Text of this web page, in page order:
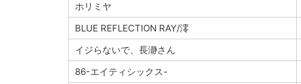
ホリミヤ
BLUE REFLECTION RAY/澪
イジらないで、長瀞さん
86-エイティシックス-